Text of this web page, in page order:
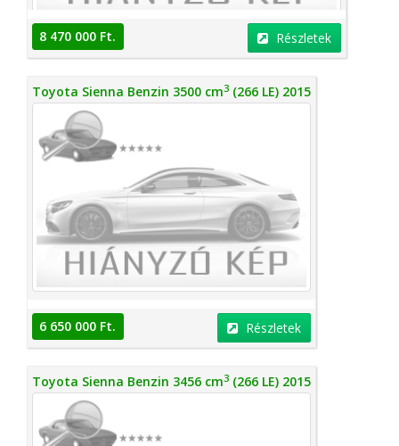
8 470 000 Ft. Részletek
Toyota Sienna Benzin 3500 cm3 (266 LE) 2015
6 650 000 Ft. Részletek
Toyota Sienna Benzin 3456 cm3 (266 LE) 2015